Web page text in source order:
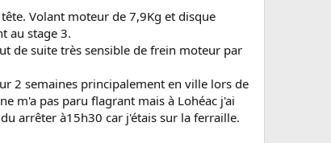
Volant moteur de 7,9Kg et disque
au stage 3.
de suite très sensible de frein moteur par
2 semaines principalement en ville lors de
m'a pas paru flagrant mais à Lohéac j'ai
arrêter à15h30 car j'étais sur la ferraille.